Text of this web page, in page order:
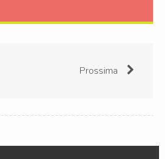
Prossima